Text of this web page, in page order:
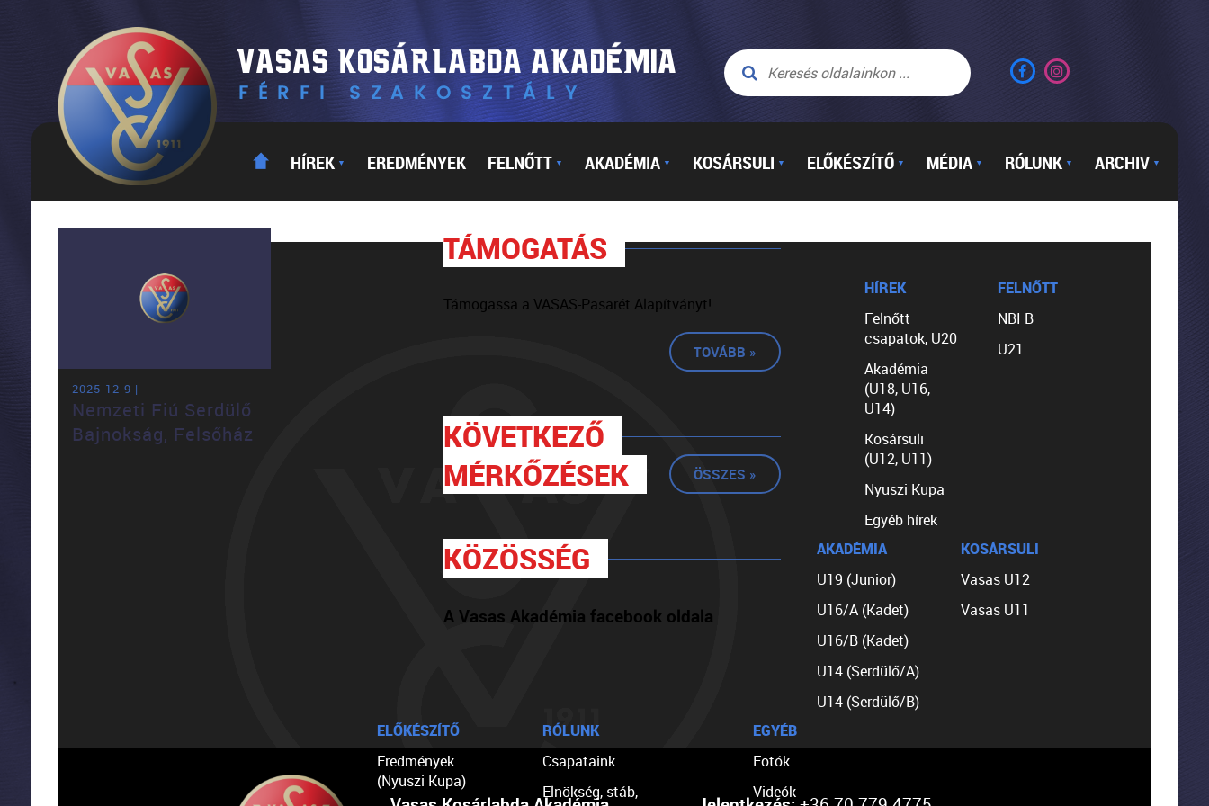
HÍREK ▼ EREDMÉNYEK FELNŐTT ▼ AKADÉMIA ▼ KOSÁRSULI ▼ ELŐKÉSZÍTŐ ▼ MÉDIA ▼ RÓLUNK ▼ ARCHIV ▼
2025-12-9 |
Nemzeti Fiú Serdülő
Bajnokság, Felsőház
TÁMOGATÁS
Támogassa a VASAS-Pasarét Alapítványt!
TOVÁBB »
KÖVETKEZŐ
MÉRKŐZÉSEK
ÖSSZES »
KÖZÖSSÉG
A Vasas Akadémia facebook oldala
HÍREK
Felnőtt
csapatok, U20
Akadémia
(U18, U16,
U14)
Kosársuli
(U12, U11)
Nyuszi Kupa
Egyéb hírek
FELNŐTT
NBI B
U21
AKADÉMIA
U19 (Junior)
U16/A (Kadet)
U16/B (Kadet)
U14 (Serdülő/A)
U14 (Serdülő/B)
KOSÁRSULI
Vasas U12
Vasas U11
ELŐKÉSZÍTŐ
Eredmények
(Nyuszi Kupa)
RÓLUNK
Csapataink
Elnökség, stáb,
EGYÉB
Fotók
Videók